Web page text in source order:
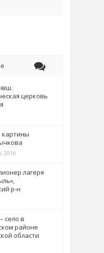
церковь
2016
лагеря
р-н
село в
районе
области